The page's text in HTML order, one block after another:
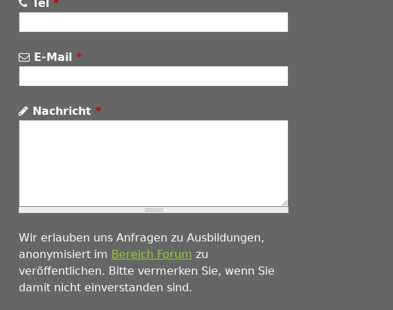
Tel *
E-Mail *
Nachricht *
Wir erlauben uns Anfragen zu Ausbildungen,
anonymisiert im Bereich Forum zu
veröffentlichen. Bitte vermerken Sie, wenn Sie
damit nicht einverstanden sind.